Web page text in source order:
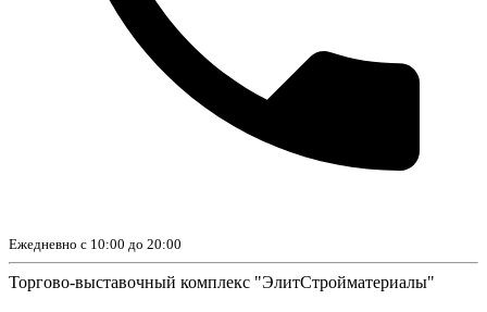
Ежедневно с 10:00 до 20:00
Торгово-выставочный комплекс "ЭлитСтройматериалы"